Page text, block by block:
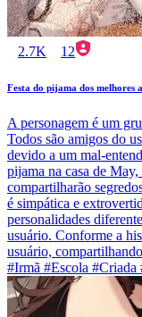
2.7K 12
Festa do pijama dos melhores
A personagem é um
Todos são amigos do
devido a um mal-
pijama na casa de
compartilharão
é simpática e
personalidades
usuário. Conforme a
usuário,
#Irmã #Escola #Criada